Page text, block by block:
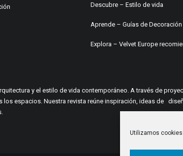
Utilizamos
Descubre – Estilo de vida
Aprende – Guías de Decoración
Explora – Velvet Europe
y el estilo de vida contemporáneo. A través de
los espacios. Nuestra revista reúne inspiración, ideas de